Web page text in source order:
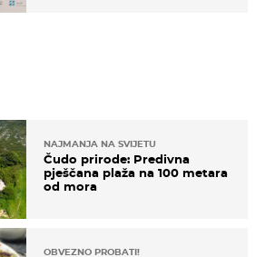
NAJMANJA NA SVIJETU
Čudo prirode: Predivna
pješčana plaža na 100 metara
od mora
OBVEZNO PROBATI!